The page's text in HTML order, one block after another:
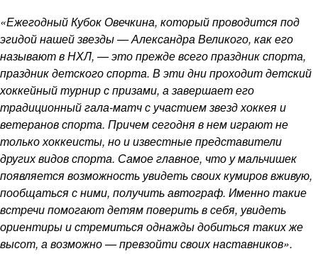
«Ежегодный Кубок Овечкина, который проводится под
эгидой нашей звезды — Александра Великого, как его
называют в НХЛ, — это прежде всего праздник спорта,
праздник детского спорта. В эти дни проходит детский
хоккейный турнир с призами, а завершает его
традиционный гала-матч с участием звезд хоккея и
ветеранов спорта. Причем сегодня в нем играют не
только хоккеисты, но и известные представители
других видов спорта. Самое главное, что у мальчишек
появляется возможность увидеть своих кумиров вживую,
пообщаться с ними, получить автограф. Именно такие
встречи помогают детям поверить в себя, увидеть
ориентиры и стремиться однажды добиться таких же
высот, а возможно — превзойти своих наставников».